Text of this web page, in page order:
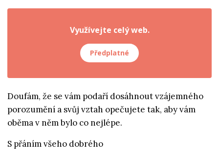
Využívejte celý web.
Předplatné
Doufám, že se vám podaří dosáhnout vzájemného
porozumění a svůj vztah opečujete tak, aby vám
oběma v něm bylo co nejlépe.
S přáním všeho dobrého